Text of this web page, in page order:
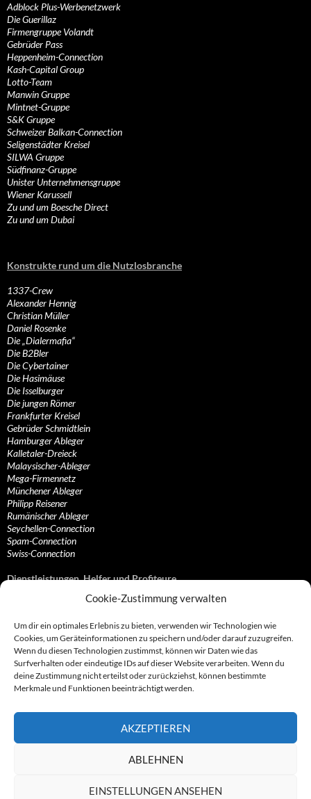
Cookie-Zustimmung verwalten
Um dir ein optimales Erlebnis zu bieten, verwenden wir Technologien wie
Cookies, um Geräteinformationen zu speichern und/oder darauf zuzugreifen.
Wenn du diesen Technologien zustimmst, können wir Daten wie das
Surfverhalten oder eindeutige IDs auf dieser Website verarbeiten. Wenn du
deine Zustimmung nicht erteilst oder zurückziehst, können bestimmte
Merkmale und Funktionen beeinträchtigt werden.
AKZEPTIEREN
ABLEHNEN
EINSTELLUNGEN ANSEHEN
Adblock Plus-Werbenetzwerk
Die Guerillaz
Firmengruppe Volandt
Gebrüder Pass
Heppenheim-Connection
Kash-Capital Group
Lotto-Team
Manwin Gruppe
Mintnet-Gruppe
S&K Gruppe
Schweizer Balkan-Connection
Seligenstädter Kreisel
SILWA Gruppe
Südfinanz-Gruppe
Unister Unternehmensgruppe
Wiener Karussell
Zu und um Boesche Direct
Zu und um Dubai
Konstrukte rund um die Nutzlosbranche
1337-Crew
Alexander Hennig
Christian Müller
Daniel Rosenke
Die „Dialermafia“
Die B2Bler
Die Cybertainer
Die Hasimäuse
Die Isselburger
Die jungen Römer
Frankfurter Kreisel
Gebrüder Schmidtlein
Hamburger Ableger
Kalletaler-Dreieck
Malaysischer-Ableger
Mega-Firmennetz
Münchener Ableger
Philipp Reisener
Rumänischer Ableger
Seychellen-Connection
Spam-Connection
Swiss-Connection
Dienstleistungen, Helfer und Profiteure
Anonymisierungsdienste, VPN- und Web-Proxy…
Bezahlsysteme, Finanzdienstleister und…
Bürodienstleister, Firmengründer- und/oder…
Datenhändler, Adressbroker und zielgerichtetes…
Hosting, Routing, Provider, Domain-, Web- und…
Inkasso, Forderungsmanagement und eintreibende…
Spieleanbieter, Online- und Browsergames
Partnerprogramme, Vertriebskanäle- und…
Telekommunikationsdienstleister, Internet…
Vereine, Verbände, Vereinigungen und Lobbyisten
Web-Rotlichtbezirk, Erotik- und XXX-Anbieter
Sonstige Dienstleister, Profiteure und Kooperationen